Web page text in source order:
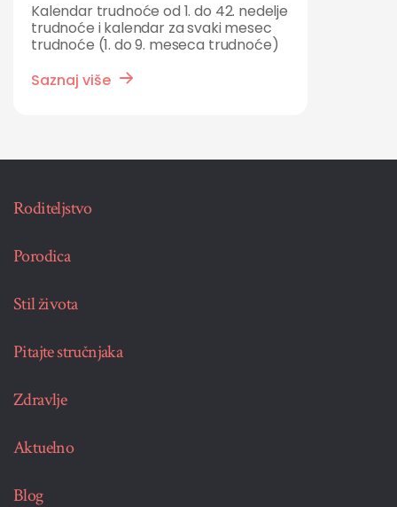
Kalendar trudnoće od 1. do 42. nedelje
trudnoće i kalendar za svaki mesec
trudnoće (1. do 9. meseca trudnoće)
Saznaj više
Roditeljstvo
Porodica
Stil života
Pitajte stručnjaka
Zdravlje
Aktuelno
Blog